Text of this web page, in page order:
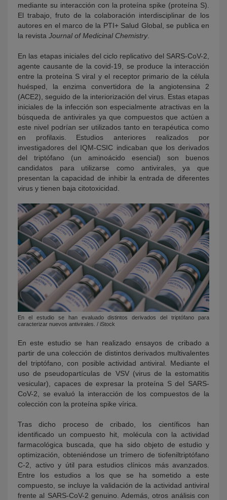
mediante su interacción con la proteína spike (proteína S).
El trabajo, fruto de la colaboración interdisciplinar de los
autores en el marco de la PTI+ Salud Global, se publica en
la revista Journal of Medicinal Chemistry.
En las etapas iniciales del ciclo replicativo del SARS-CoV-2,
agente causante de la covid-19, se produce la interacción
entre la proteína S viral y el receptor primario de la célula
huésped, la enzima convertidora de la angiotensina 2
(ACE2), seguido de la interiorización del virus. Estas etapas
iniciales de la infección son especialmente atractivas en la
búsqueda de antivirales ya que compuestos que actúen a
este nivel podrían ser utilizados tanto en terapéutica como
en profilaxis. Estudios anteriores realizados por
investigadores del IQM-CSIC indicaban que los derivados
del triptófano (un aminoácido esencial) son buenos
candidatos para utilizarse como antivirales, ya que
presentan la capacidad de inhibir la entrada de diferentes
virus y tienen baja citotoxicidad.
En el estudio se han evaluado distintos derivados del triptófano para
caracterizar nuevos antivirales. / iStock
En este estudio se han realizado ensayos de cribado a
partir de una colección de distintos derivados multivalentes
del triptófano, con posible actividad antiviral. Mediante el
uso de pseudopartículas de VSV (virus de la estomatitis
vesicular), capaces de expresar la proteína S del SARS-
CoV-2, se evaluó la interacción de los compuestos de la
colección con la proteína spike vírica.
Tras dicho proceso de cribado, los científicos han
identificado un compuesto hit, molécula con la actividad
farmacológica buscada, que ha sido objeto de estudio y
optimización, obteniéndose un trímero de tiofeniltriptófano
C‑2, activo y útil para estudios clínicos más avanzados.
Entre los estudios a los que se ha sometido a este
compuesto, se incluye la validación de la actividad antiviral
frente al SARS-CoV-2 genuino. Además, otros análisis con